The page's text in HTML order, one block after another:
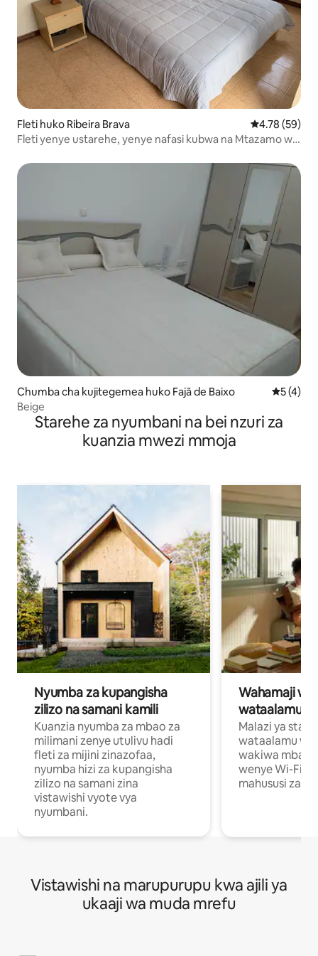
Fleti huko Ribeira Brava Ukadiriaji wa
4.78 (59)
Fleti yenye ustarehe, yenye nafasi kubwa na Mtazamo wa
Chumba cha kujitegemea huko Fajã de Baixo
5 (4)
Beige
Starehe za nyumbani na bei nzuri za
kuanzia mwezi mmoja
Nyumba za kupangisha
zilizo na samani kamili
Kuanzia nyumba za mbao za
milimani zenye utulivu hadi
fleti za mijini zinazofaa,
nyumba hizi za kupangisha
zilizo na samani zina
vistawishi vyote vya
nyumbani.
Wahamaji
wataalamu
Malazi ya
wataalamu
wakiwa mbali
wenye Wi-Fi
mahususi za
Vistawishi na marupurupu kwa ajili ya
ukaaji wa muda mrefu